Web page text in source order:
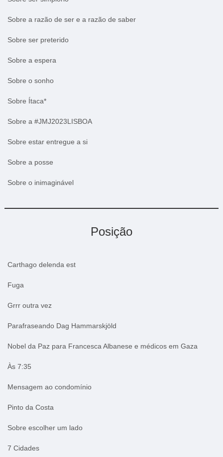
Sobre a razão de ser e a razão de saber
Sobre ser preterido
Sobre a espera
Sobre o sonho
Sobre Ítaca*
Sobre a #JMJ2023LISBOA
Sobre estar entregue a si
Sobre a posse
Sobre o inimaginável
Posição
Carthago delenda est
Fuga
Grrr outra vez
Parafraseando Dag Hammarskjöld
Nobel da Paz para Francesca Albanese e médicos em Gaza
Às 7:35
Mensagem ao condomínio
Pinto da Costa
Sobre escolher um lado
7 Cidades